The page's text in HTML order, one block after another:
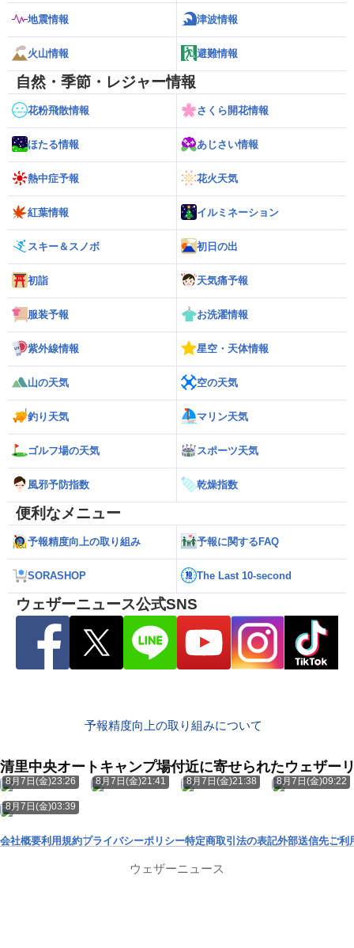
地震情報 津波情報
火山情報 避難情報
自然・季節・レジャー情報
花粉飛散情報 さくら開花情報
ほたる情報 あじさい情報
熱中症予報 花火天気
紅葉情報 イルミネーション
スキー＆スノボ 初日の出
初詣 天気痛予報
服装予報 お洗濯情報
紫外線情報 星空・天体情報
山の天気 空の天気
釣り天気 マリン天気
ゴルフ場の天気 スポーツ天気
風邪予防指数 乾燥指数
便利なメニュー
予報精度向上の取り組み 予報に関するFAQ
SORASHOP The Last 10-second
ウェザーニュース公式SNS
予報精度向上の取り組みについて
清里中央オートキャンプ場付近に寄せられたウェザー
8月7日(金)23:26 8月7日(金)21:41 8月7日(金)21:38 8月7日(金)09:22
8月7日(金)03:39
会社概要利用規約プライバシーポリシー特定商取引法の表記外部送信先ご利
ウェザーニュース